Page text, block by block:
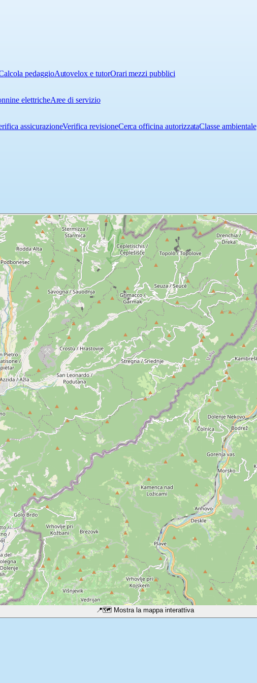
pedaggioAutovelox e tutorOrari mezzi pubblici
elettricheAree di servizio
assicurazioneVerifica revisioneCerca officina autorizzataClasse ambientale
📍🗺️ Mostra la mappa interattiva